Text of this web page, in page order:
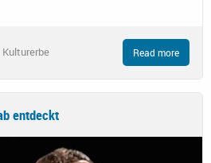
Kulturerbe Read more
entdeckt